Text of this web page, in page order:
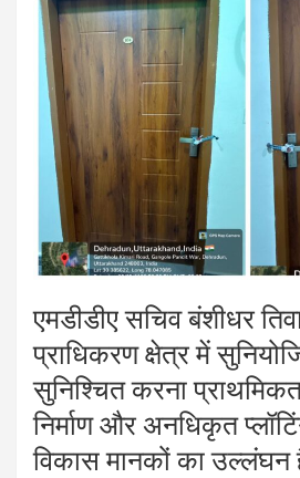
एमडीडीए सचिव बंशीधर
प्राधिकरण क्षेत्र में
सुनिश्चित करना
निर्माण और अनधिकृत
विकास मानकों का उल्लंघन